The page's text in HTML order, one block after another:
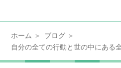
ホーム
ブログ
自分の全ての行動と世の中にある